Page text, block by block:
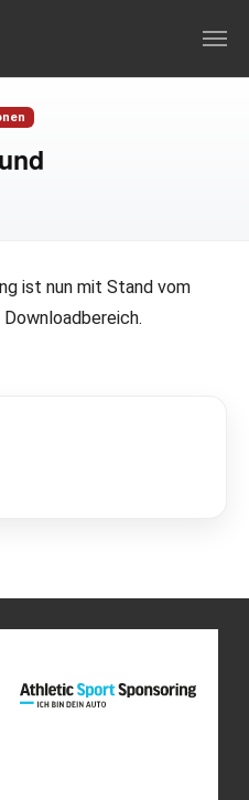
ist nun mit Stand vom